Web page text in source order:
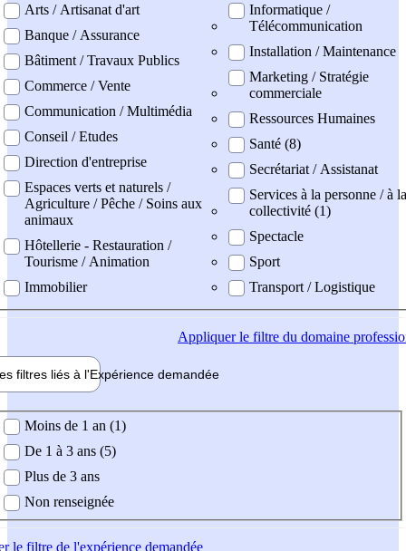
Arts / Artisanat d'art
Banque / Assurance
Bâtiment / Travaux Publics
Commerce / Vente
Communication / Multimédia
Conseil / Etudes
Direction d'entreprise
Espaces verts et naturels /
Agriculture / Pêche / Soins aux
animaux
Hôtellerie - Restauration /
Tourisme / Animation
Immobilier
Informatique /
Télécommunication
Installation / Maintenance
Marketing / Stratégie
commerciale
Ressources Humaines
Santé (8)
Secrétariat / Assistanat
Services à la personne / à la
collectivité (1)
Spectacle
Sport
Transport / Logistique
Appliquerle filtre du domaine
filtres liés à l'Expérience demandée
demandée
Moins de 1 an (1)
De 1 à 3 ans (5)
Plus de 3 ans
Non renseignée
le filtre de l'expérience demandée